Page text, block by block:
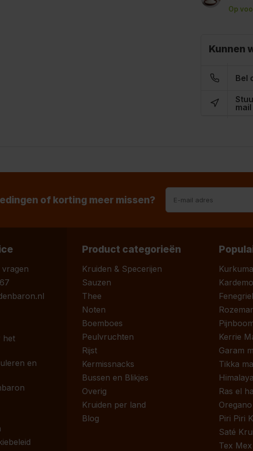
Op
Kunnen
Bel
mail
of korting meer missen?
vragen
het
en
Product categorieën
Kruiden & Specerijen
Sauzen
Thee
Noten
Boemboes
Peulvruchten
Rijst
Kermissnacks
Bussen en Blikjes
Overig
Kruiden per land
Blog
Kurkuma
Kerrie
Garam
Tikka
Ras el
Oregano
Piri Piri
Saté
Tex